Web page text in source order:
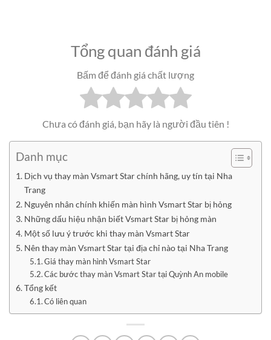
Tổng quan đánh giá
Bấm để đánh giá chất lượng
Chưa có đánh giá, bạn hãy là người đầu tiên !
Danh mục
Dịch vụ thay màn Vsmart Star chính hãng, uy tín tại Nha
Trang
Nguyên nhân chính khiến màn hình Vsmart Star bị hỏng
Những dấu hiệu nhận biết Vsmart Star bị hỏng màn
Một số lưu ý trước khi thay màn Vsmart Star
Nên thay màn Vsmart Star tại địa chỉ nào tại Nha Trang
Giá thay màn hình Vsmart Star
Các bước thay màn Vsmart Star tại Quỳnh An mobile
Tổng kết
Có liên quan